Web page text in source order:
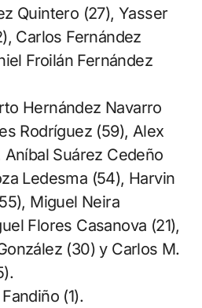
Quintero (27), Yasser
Carlos Fernández
Froilán Fernández
Hernández Navarro
Rodríguez (59), Alex
Suárez Cedeño
Ledesma (54), Harvin
Miguel Neira
Flores Casanova (21),
(30) y Carlos M.
(1).